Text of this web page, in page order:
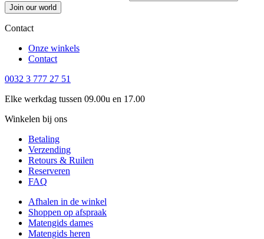
Join our world
Contact
Onze winkels
Contact
0032 3 777 27 51
Elke werkdag tussen 09.00u en 17.00
Winkelen bij ons
Betaling
Verzending
Retours & Ruilen
Reserveren
FAQ
Afhalen in de winkel
Shoppen op afspraak
Matengids dames
Matengids heren